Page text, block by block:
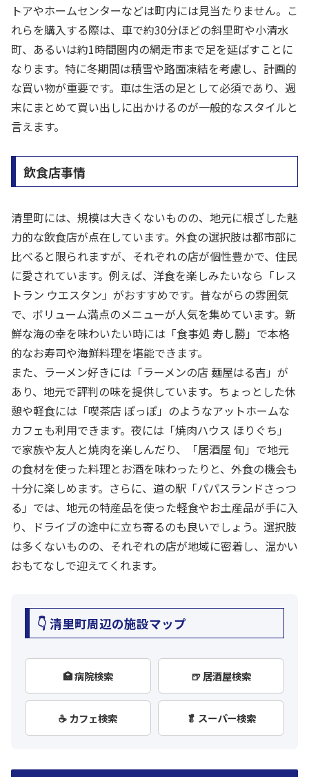
トアやホームセンターなどは町内には見当たりません。こ
れらを購入する際は、車で約30分ほどの斜里町や小清水
町、あるいは約1時間圏内の網走市まで足を延ばすことに
なります。特に冬期間は積雪や路面凍結を考慮し、計画的
な買い物が重要です。車は生活の足として必須であり、週
末にまとめて買い出しに出かけるのが一般的なスタイルと
言えます。
飲食店事情
清里町には、規模は大きくないものの、地元に根ざした魅
力的な飲食店が点在しています。外食の選択肢は都市部に
比べると限られますが、それぞれの店が個性豊かで、住民
に愛されています。例えば、洋食を楽しみたいなら「レス
トラン ウエスタン」がおすすめです。昔ながらの雰囲気
で、ボリューム満点のメニューが人気を集めています。新
鮮な海の幸を味わいたい時には「食事処 寿し勝」で本格
的なお寿司や海鮮料理を堪能できます。
また、ラーメン好きには「ラーメンの店 麺屋はる吉」が
あり、地元で評判の味を提供しています。ちょっとした休
憩や軽食には「喫茶店 ぽっぽ」のようなアットホームな
カフェも利用できます。夜には「焼肉ハウス ほりぐち」
で家族や友人と焼肉を楽しんだり、「居酒屋 旬」で地元
の食材を使った料理とお酒を味わったりと、外食の機会も
十分に楽しめます。さらに、道の駅「パパスランドさっつ
る」では、地元の特産品を使った軽食やお土産品が手に入
り、ドライブの途中に立ち寄るのも良いでしょう。選択肢
は多くないものの、それぞれの店が地域に密着し、温かい
おもてなしで迎えてくれます。
👇 清里町周辺の施設マップ
🏥 病院検索 🍺 居酒屋検索
☕ カフェ検索 🥬 スーパー検索